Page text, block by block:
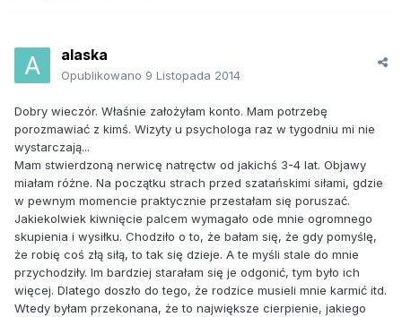
alaska
Opublikowano 9 Listopada 2014
Dobry wieczór. Właśnie założyłam konto. Mam potrzebę
porozmawiać z kimś. Wizyty u psychologa raz w tygodniu mi nie
wystarczają...
Mam stwierdzoną nerwicę natręctw od jakichś 3-4 lat. Objawy
miałam różne. Na początku strach przed szatańskimi siłami, gdzie
w pewnym momencie praktycznie przestałam się poruszać.
Jakiekolwiek kiwnięcie palcem wymagało ode mnie ogromnego
skupienia i wysiłku. Chodziło o to, że bałam się, że gdy pomyślę,
że robię coś złą siłą, to tak się dzieje. A te myśli stale do mnie
przychodziły. Im bardziej starałam się je odgonić, tym było ich
więcej. Dlatego doszło do tego, że rodzice musieli mnie karmić itd.
Wtedy byłam przekonana, że to największe cierpienie, jakiego